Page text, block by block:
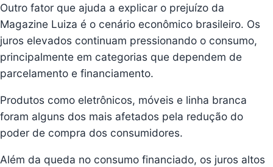
Outro fator que ajuda a explicar o prejuízo da
Magazine Luiza é o cenário econômico brasileiro. Os
juros elevados continuam pressionando o consumo,
principalmente em categorias que dependem de
parcelamento e financiamento.
Produtos como eletrônicos, móveis e linha branca
foram alguns dos mais afetados pela redução do
poder de compra dos consumidores.
Além da queda no consumo financiado, os juros altos